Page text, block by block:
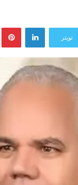
تويتر
لينكدإن